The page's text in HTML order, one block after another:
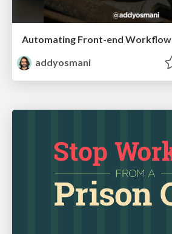
Automating Front-end Workflow
addyosmani